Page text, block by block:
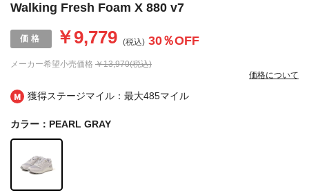
獲得ステージマイル：最大485マイル
Walking Fresh Foam X 880 v7
メーカー希望小売価格 ￥13,970(税込)
￥9,779 (税込) 30％OFF
価格について
カラー：PEARL GRAY